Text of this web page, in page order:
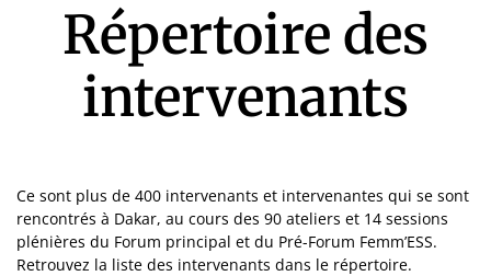
Répertoire des
intervenants
Ce sont plus de 400 intervenants et intervenantes qui se sont
rencontrés à Dakar, au cours des 90 ateliers et 14 sessions
plénières du Forum principal et du Pré-Forum Femm’ESS.
Retrouvez la liste des intervenants dans le répertoire.